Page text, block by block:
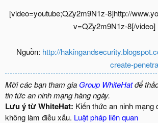
[video=youtube;QZy2m9N1z-8]http://
v=QZy2m9N1z-8[/video]​
Nguồn: http://
create-
Mời các bạn tham gia Group WhiteHatđể
tin tức an ninh mạng hàng ngày.
Lưu ý từ WhiteHat: Kiến thức an ninh mạng
không làm điều xấu. Luật pháp liên quan